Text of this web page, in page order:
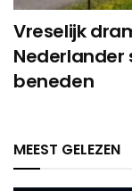
Vreselijk
beneden
MEEST GELEZEN